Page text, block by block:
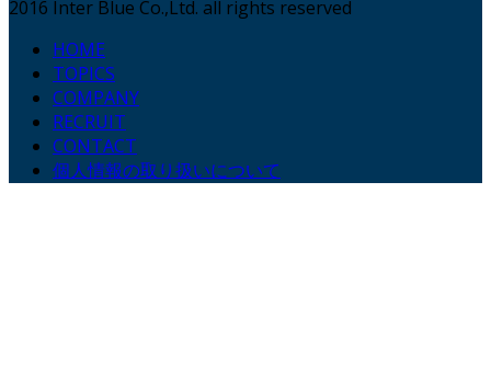
2016 Inter Blue Co.,Ltd. all rights reserved
HOME
TOPICS
COMPANY
RECRUIT
CONTACT
個人情報の取り扱いについて